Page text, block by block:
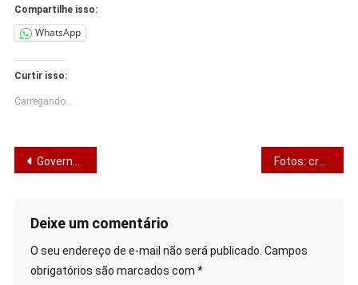
Compartilhe isso:
WhatsApp
Curtir isso:
Carregando...
Navegação
Post
Governo do Estado autoriza mais de R$ 206 milhões em obras do Acelera Sergipe e Pró Rodovias para 18 municípios
Deixe um comentário
O seu endereço de e-mail não será publicado. Campos
obrigatórios são marcados com *